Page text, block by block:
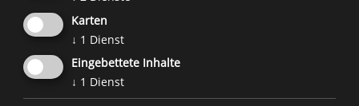
Karten
↓ 1 Dienst
Eingebettete Inhalte
↓ 1 Dienst